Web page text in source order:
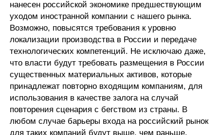
нанесен российской экономике предшествующим
уходом иностранной компании с нашего рынка.
Возможно, повысятся требования к уровню
локализации производства в России и передаче
технологических компетенций. Не исключаю даже,
что власти будут требовать размещения в России
существенных материальных активов, которые
принадлежат повторно входящим компаниям, для
использования в качестве залога на случай
повторения сценария с бегством из страны. В
любом случае барьеры входа на российский рынок
для таких компаний будут выше, чем раньше.